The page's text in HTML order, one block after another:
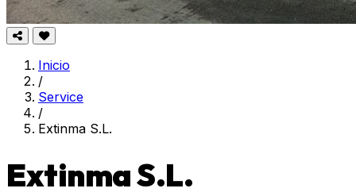
Inicio
/
Service
/
Extinma S.L.
Extinma S.L.